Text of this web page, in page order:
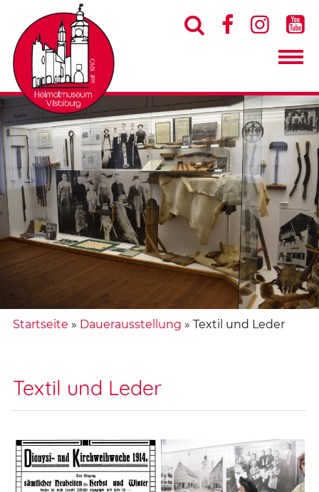
   
Startseite » Dauerausstellung » Textil und Leder
Textil und Leder